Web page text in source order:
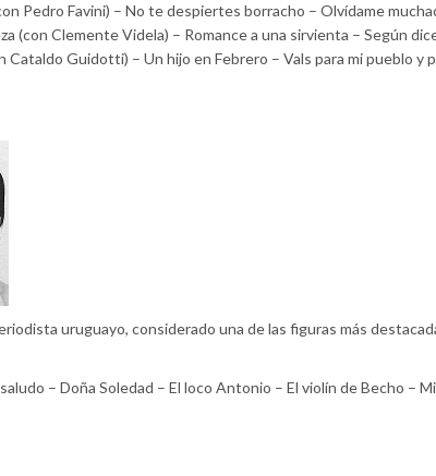
Pedro Favini) – No te despiertes borracho – Olvídame
Clemente Videla) – Romance a una sirvienta – Según
Guidotti) – Un hijo en Febrero – Vals para mi pueblo y
uruguayo, considerado una de las figuras más
– Doña Soledad – El loco Antonio – El violín de Becho –